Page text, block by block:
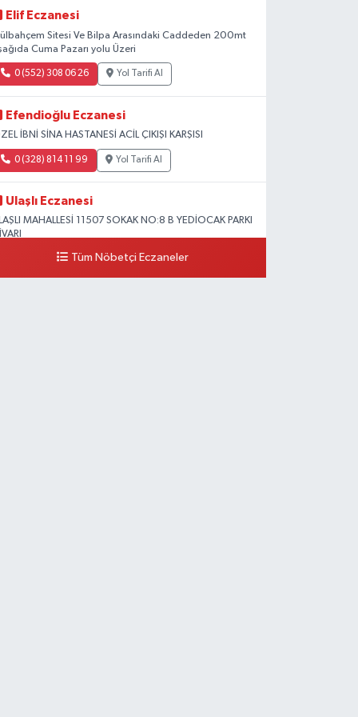
Elif Eczanesi
Sitesi Ve Bilpa Arasındaki Caddeden 200mt
Cuma Pazarı yolu Üzeri
0 (552) 308 06 26 Yol Tarifi Al
Efendioğlu Eczanesi
İBNİ SİNA HASTANESİ ACİL ÇIKIŞI KARŞISI
0 (328) 814 11 99 Yol Tarifi Al
Ulaşlı Eczanesi
MAHALLESİ 11507 SOKAK NO:8 B YEDİOCAK PARKI
0 (546) 158 81 80 Yol Tarifi Al
Tüm Nöbetçi Eczaneler